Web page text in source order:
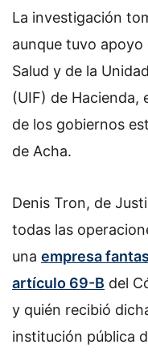
La investigación
aunque tuvo apoyo
Salud y de la
(UIF) de Hacienda,
de los gobiernos
de Acha.
Denis Tron, de
todas las
una empresa
artículo 69-B del
y quién recibió
institución pública